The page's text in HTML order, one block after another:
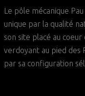
Le pôle mécanique
unique par la qualité
son site placé au coeur
verdoyant au pied des
par sa configuration